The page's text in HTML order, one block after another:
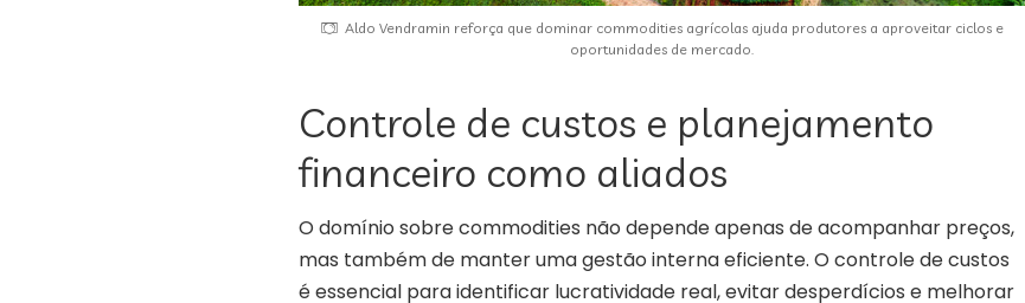
Aldo Vendramin reforça que dominar commodities agrícolas ajuda produtores a aproveitar ciclos e
oportunidades de mercado.
Controle de custos e planejamento
financeiro como aliados
O domínio sobre commodities não depende apenas de acompanhar preços,
mas também de manter uma gestão interna eficiente. O controle de custos
é essencial para identificar lucratividade real, evitar desperdícios e melhorar